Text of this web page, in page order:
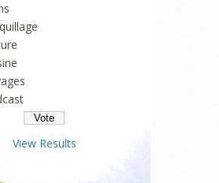
View Results